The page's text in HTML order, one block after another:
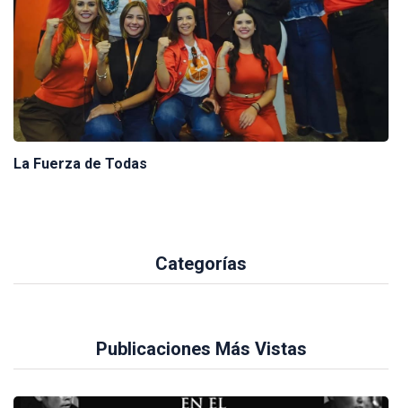
La Fuerza de Todas
Categorías
Publicaciones Más Vistas